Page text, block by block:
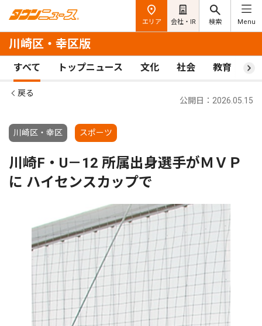
エリア 会社・IR 検索 Menu
川崎区・幸区版
すべて トップニュース 文化 社会 教育 ス
戻る
川崎区・幸区 スポーツ
公開日：2026.05.15
川崎F・U－12 所属出身選手がＭＶＰ
に ハイセンスカップで